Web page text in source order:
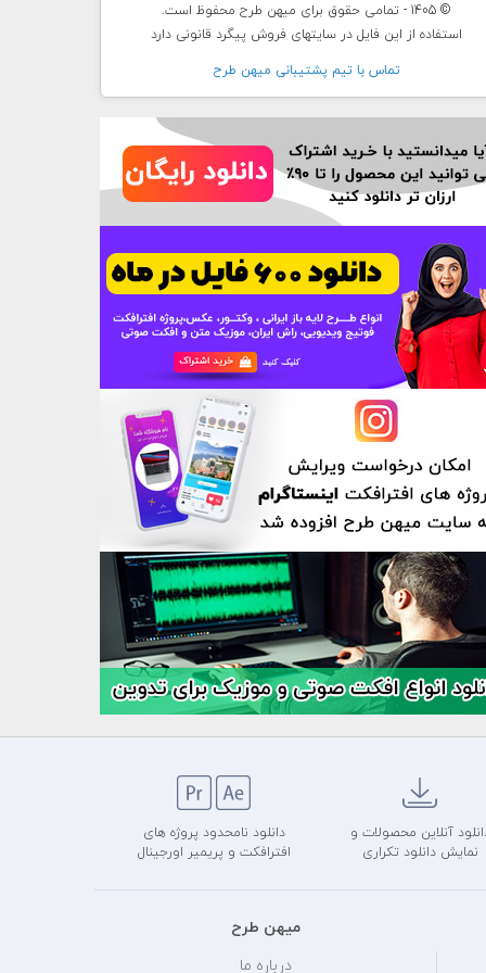
© 1405 - تمامی حقوق برای میهن طرح محفوظ است.
استفاده از این فایل در سایتهای فروش پیگرد قانونی دارد
تماس با تيم پشتيبانی ميهن طرح
آنلاین محصولات و
نمایش دانلود تکراری
دانلود نامحدود پروژه های
افترافکت و پریمیر اورجینال
میهن طرح
درباره ما